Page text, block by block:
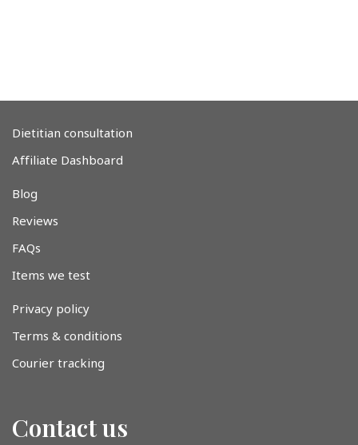
Dietitian consultation
Affiliate Dashboard
Blog
Reviews
FAQs
Items we test
Privacy policy
Terms & conditions
Courier tracking
Contact us